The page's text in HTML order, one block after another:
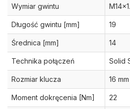
Wymiar gwintu
Długość gwintu [mm] 19
Średnica [mm] 14
Technika połączeń Solid
Rozmiar klucza 16 mm
Moment dokręcenia [Nm] 22